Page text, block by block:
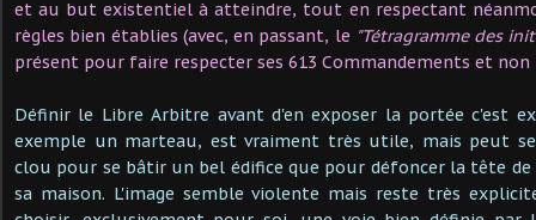
et au but existentiel à atteindre, tout en respectant
règles bien établies (avec, en passant, le "Tétragramme des
présent pour faire respecter ses 613 Commandements et non
Définir le Libre Arbitre avant d'en exposer la portée c'est
exemple un marteau, est vraiment très utile, mais peut
clou pour se bâtir un bel édifice que pour défoncer la tête
sa maison. L'image semble violente mais reste très